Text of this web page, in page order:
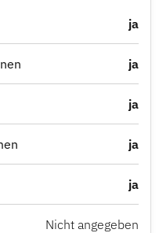
ja
ja
ja
ja
ja
Nicht angegeben